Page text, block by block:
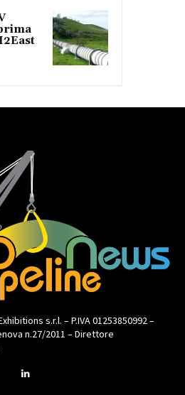
s.r.l. – P.IVA 01253850992 –
n.27/2011 – Direttore